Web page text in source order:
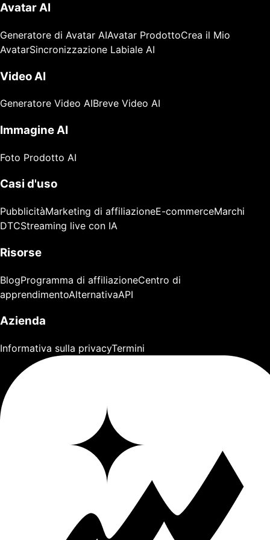
Avatar AI
Generatore di Avatar AIAvatar ProdottoCrea il Mio
AvatarSincronizzazione Labiale AI
Video AI
Generatore Video AIBreve Video AI
Immagine AI
Foto Prodotto AI
Casi d'uso
PubblicitàMarketing di affiliazioneE-commerceMarchi
DTCStreaming live con IA
Risorse
BlogProgramma di affiliazioneCentro di
apprendimentoAlternativaAPI
Azienda
Informativa sulla privacyTermini